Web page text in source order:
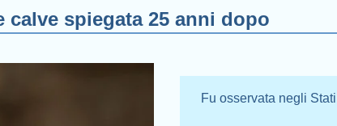
calve spiegata 25 anni dopo
Fu osservata negli